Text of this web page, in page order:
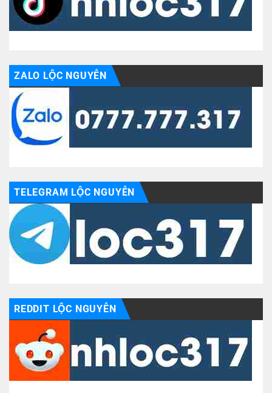
ZALO LỘC NGUYỄN
TELEGRAM LỘC NGUYỄN
REDDIT LỘC NGUYỄN